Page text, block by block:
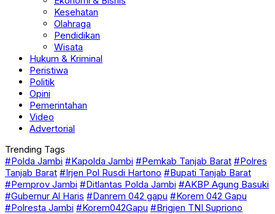
Kesehatan
Olahraga
Pendidikan
Wisata
Hukum & Kriminal
Peristiwa
Politik
Opini
Pemerintahan
Video
Advertorial
Trending Tags
#Polda Jambi #Kapolda Jambi #Pemkab Tanjab Barat #Polres
Tanjab Barat #Irjen Pol Rusdi Hartono #Bupati Tanjab Barat
#Pemprov Jambi #Ditlantas Polda Jambi #AKBP Agung Basuki
#Gubernur Al Haris #Danrem 042 gapu #Korem 042 Gapu
#Polresta Jambi #Korem042Gapu #Brigjen TNI Supriono